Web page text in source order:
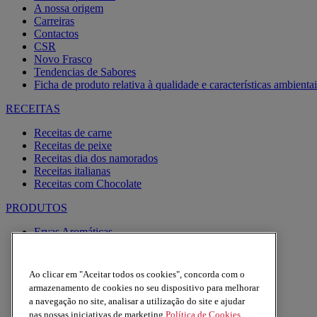
A nossa origem
Carreiras
Contactos
CSR
Novo Frasco
Tendencias de Sabores
Ficha de produto relativa à qualidade e características
RECEITAS
Receitas de carne
Receitas de peixe
Receitas dia dos namorados
Receitas italianas
Receitas com Chocolate
PRODUTOS
Ervas Aromáticas
Alhos
Moinhos
Produtos BIO
Ao clicar em "Aceitar todos os cookies", concorda com o
armazenamento de cookies no seu dispositivo para melhorar
a navegação no site, analisar a utilização do site e ajudar
nas nossas iniciativas de marketing. Política de Cookies